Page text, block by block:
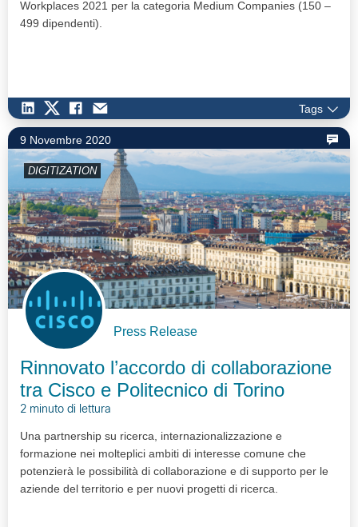
Workplaces 2021 per la categoria Medium Companies (150 –
499 dipendenti).
Tags
9 Novembre 2020
DIGITIZATION
Press Release
Rinnovato l’accordo di collaborazione
tra Cisco e Politecnico di Torino
2 minuto di lettura
Una partnership su ricerca, internazionalizzazione e
formazione nei molteplici ambiti di interesse comune che
potenzierà le possibilità di collaborazione e di supporto per le
aziende del territorio e per nuovi progetti di ricerca.